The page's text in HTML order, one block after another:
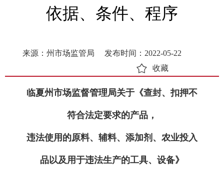
依据、条件、程序
来源：州市场监管局
发布时间：2022-05-22
收藏
临夏州市场监督管理局关于《查封、扣押不
符合法定要求的产品，
违法使用的原料、辅料、添加剂、农业投入
品以及用于违法生产的工具、设备》